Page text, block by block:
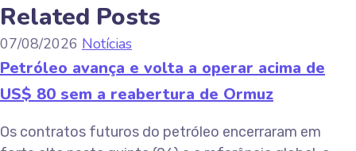
Related Posts
07/08/2026 Notícias
Petróleo avança e volta a operar acima de
US$ 80 sem a reabertura de Ormuz
Os contratos futuros do petróleo encerraram em